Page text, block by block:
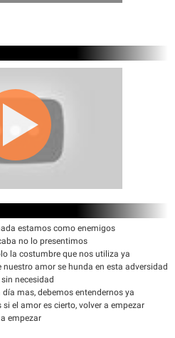
estamos como enemigos
no lo presentimos
la costumbre que nos utiliza ya
amor se hunda en esta adversidad
necesidad
mas, debemos entendernos ya
el amor es cierto, volver a empezar
empezar